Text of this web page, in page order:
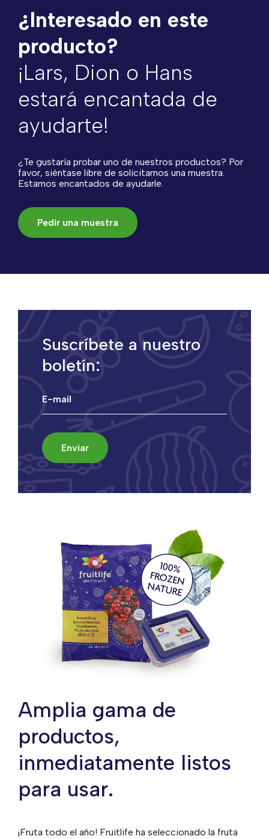
¿Interesado en este
producto?
¡Lars, Dion o Hans
estará encantada de
ayudarte!
¿Te gustaría probar uno de nuestros productos? Por
favor, siéntase libre de solicitarnos una muestra.
Estamos encantados de ayudarle.
Pedir una muestra
Suscríbete a nuestro
boletín:
Amplia gama de
productos,
inmediatamente listos
para usar.
¡Fruta todo el año! Fruitlife ha seleccionado la fruta